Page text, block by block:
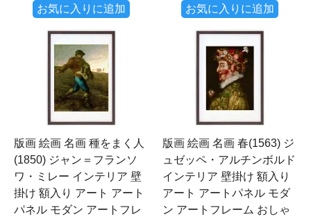
お気に入りに追加 お気に入りに追加
版画 絵画 名画 種をまく人
(1850) ジャン＝フランソ
ワ・ミレー インテリア 壁
掛け 額入り アート アート
パネル モダン アートフレ
版画 絵画 名画 春(1563) ジ
ュゼッペ・アルチンボルド
インテリア 壁掛け 額入り
アート アートパネル モダ
ン アートフレーム おしゃ